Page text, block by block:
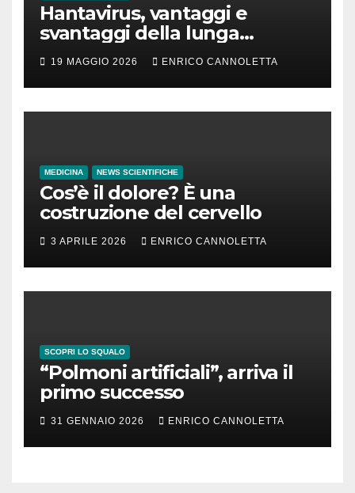
Hantavirus, vantaggi e
svantaggi della lunga
incubazione
19 MAGGIO 2026 ENRICO CANNOLETTA
MEDICINA NEWS SCIENTIFICHE
Cos’è il dolore? È una
costruzione del cervello
3 APRILE 2026 ENRICO CANNOLETTA
SCOPRI LO SQUALO
“Polmoni artificiali”, arriva il
primo successo
31 GENNAIO 2026 ENRICO CANNOLETTA